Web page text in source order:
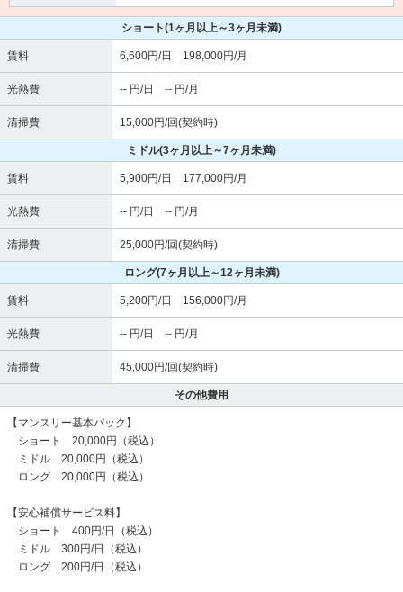
ショート(1ヶ月以上～3ヶ月未満)
賃料 6,600円/日 198,000円/月
光熱費 -- 円/日 -- 円/月
清掃費 15,000円/回(契約時)
ミドル(3ヶ月以上～7ヶ月未満)
賃料 5,900円/日 177,000円/月
光熱費 -- 円/日 -- 円/月
清掃費 25,000円/回(契約時)
ロング(7ヶ月以上～12ヶ月未満)
賃料 5,200円/日 156,000円/月
光熱費 -- 円/日 -- 円/月
清掃費 45,000円/回(契約時)
その他費用
【マンスリー基本パック】
ショート 20,000円（税込）
ミドル 20,000円（税込）
ロング 20,000円（税込）
【安心補償サービス料】
ショート 400円/日（税込）
ミドル 300円/日（税込）
ロング 200円/日（税込）